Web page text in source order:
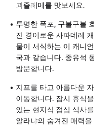
괴즐레메를 맛보세요.
투명한 폭포, 구불구불
진 경이로운 사파데레
물이 서식하는 이 캐니
국과 같습니다. 종유석
방문합니다.
지프를 타고 아름다운
이동합니다. 잠시 휴식
있는 현지식 점심 식사
알라냐의 숨겨진 매력